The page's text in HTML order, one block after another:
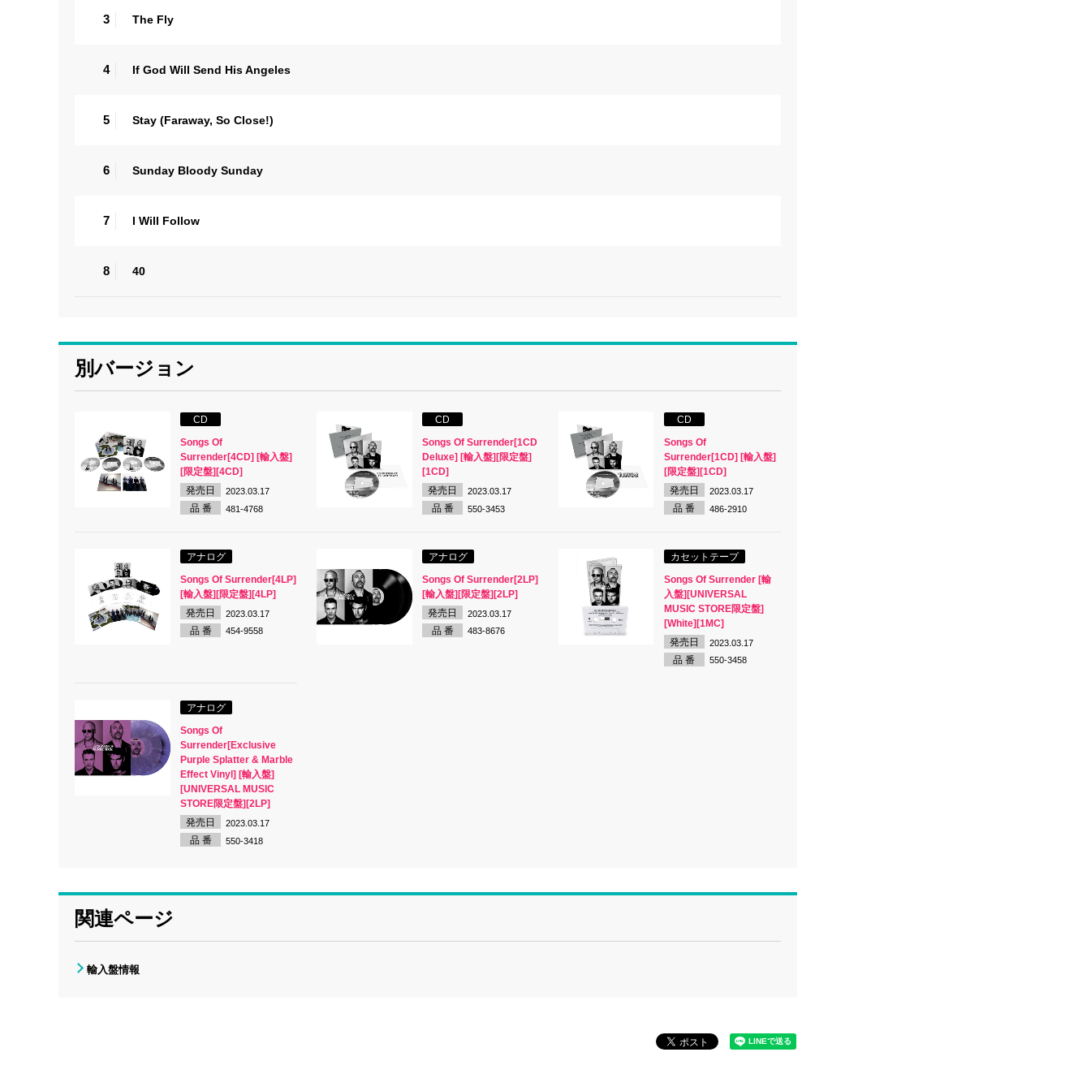
3 The Fly
4 If God Will Send His Angeles
5 Stay (Faraway, So Close!)
6 Sunday Bloody Sunday
7 I Will Follow
8 40
別バージョン
CD
Songs Of
Surrender[4CD] [輸入盤]
[限定盤][4CD]
発売日
2023.03.17
品 番 481-4768
CD
Songs Of Surrender[1CD
Deluxe] [輸入盤][限定盤]
[1CD]
発売日
2023.03.17
品 番 550-3453
CD
Songs Of
Surrender[1CD] [輸入盤]
[限定盤][1CD]
発売日
2023.03.17
品 番 486-2910
アナログ
Songs Of Surrender[4LP]
[輸入盤][限定盤][4LP]
発売日
2023.03.17
品 番 454-9558
アナログ
Songs Of Surrender[2LP]
[輸入盤][限定盤][2LP]
発売日
2023.03.17
品 番 483-8676
カセットテープ
Songs Of Surrender [輸
入盤][UNIVERSAL
MUSIC STORE限定盤]
[White][1MC]
発売日
2023.03.17
品 番 550-3458
アナログ
Songs Of
Surrender[Exclusive
Purple Splatter & Marble
Effect Vinyl] [輸入盤]
[UNIVERSAL MUSIC
STORE限定盤][2LP]
発売日
2023.03.17
品 番 550-3418
関連ページ
輸入盤情報